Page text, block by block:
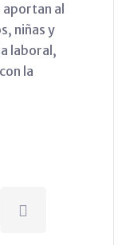
al
niñas y
laboral,
la